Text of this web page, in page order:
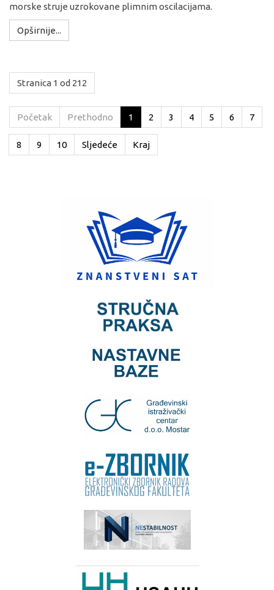
morske struje uzrokovane plimnim oscilacijama.
Opširnije...
Stranica 1 od 212
Početak Prethodno 1 2 3 4 5 6 7
8 9 10 Sljedeće Kraj